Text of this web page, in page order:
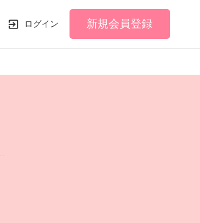
ログイン 新規会員登録